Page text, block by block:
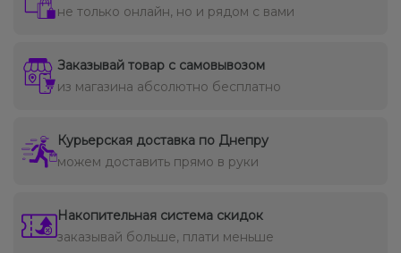
не только онлайн, но и рядом с вами
Заказывай товар с самовывозом
из магазина абсолютно бесплатно
Курьерская доставка по Днепру
можем доставить прямо в руки
Накопительная система скидок
заказывай больше, плати меньше